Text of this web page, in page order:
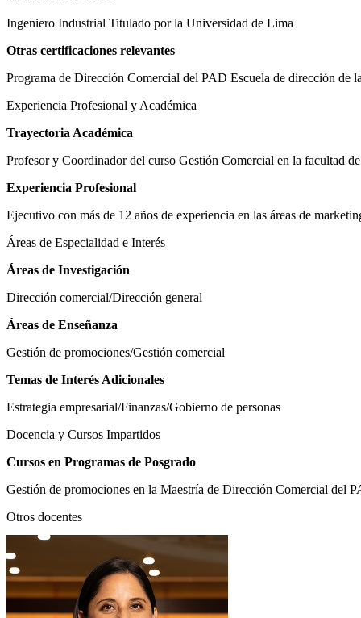
Ingeniero Industrial Titulado por la Universidad de Lima
Otras certificaciones relevantes
Programa de Dirección Comercial del PAD Escuela de dirección de
Experiencia Profesional y Académica
Trayectoria Académica
Profesor y Coordinador del curso Gestión Comercial en la facultad
Experiencia Profesional
Ejecutivo con más de 12 años de experiencia en las áreas de
Áreas de Especialidad e Interés
Áreas de Investigación
Dirección comercial/Dirección general
Áreas de Enseñanza
Gestión de promociones/Gestión comercial
Temas de Interés Adicionales
Estrategia empresarial/Finanzas/Gobierno de personas
Docencia y Cursos Impartidos
Cursos en Programas de Posgrado
Gestión de promociones en la Maestría de Dirección Comercial del
Otros docentes